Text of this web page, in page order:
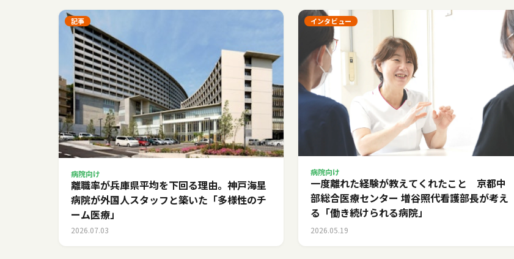
記事
病院向け
離職率が兵庫県平均を下回る理由。神戸海星
病院が外国人スタッフと築いた「多様性のチ
ーム医療」
2026.07.03
インタビュー
病院向け
一度離れた経験が教えてくれたこと 京都中
部総合医療センター 増谷照代看護部長が考え
る「働き続けられる病院」
2026.05.19